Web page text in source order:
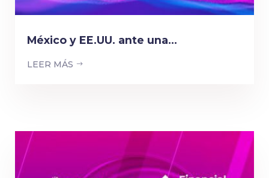
México y EE.UU. ante una...
LEER MÁS